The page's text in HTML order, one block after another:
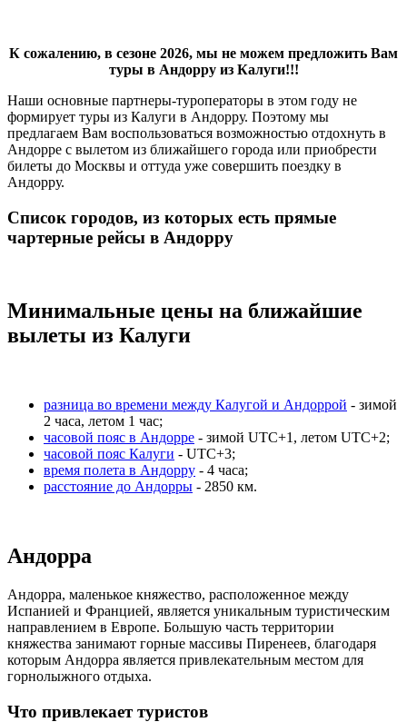
К сожалению, в сезоне 2026, мы не можем предложить Вам
туры в Андорру из Калуги!!!
Наши основные партнеры-туроператоры в этом году не
формирует туры из Калуги в Андорру. Поэтому мы
предлагаем Вам воспользоваться возможностью отдохнуть в
Андорре с вылетом из ближайшего города или приобрести
билеты до Москвы и оттуда уже совершить поездку в
Андорру.
Список городов, из которых есть прямые
чартерные рейсы в Андорру
Минимальные цены на ближайшие
вылеты из Калуги
разница во времени между Калугой и Андоррой - зимой
2 часа, летом 1 час;
часовой пояс в Андорре - зимой UTC+1, летом UTC+2;
часовой пояс Калуги - UTC+3;
время полета в Андорру - 4 часа;
расстояние до Андорры - 2850 км.
Андорра
Андорра, маленькое княжество, расположенное между
Испанией и Францией, является уникальным туристическим
направлением в Европе. Большую часть территории
княжества занимают горные массивы Пиренеев, благодаря
которым Андорра является привлекательным местом для
горнолыжного отдыха.
Что привлекает туристов